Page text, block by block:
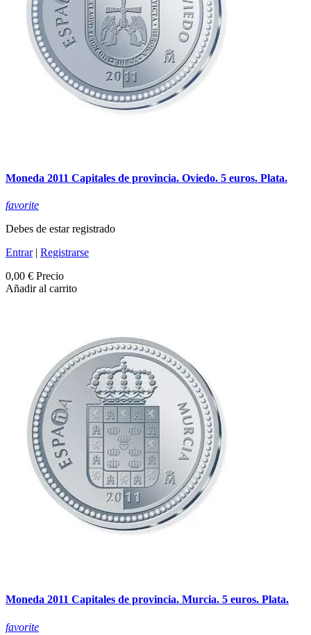
Moneda 2011 Capitales de provincia. Oviedo. 5 euros. Plata.
favorite
Debes de estar registrado
Entrar| Registrarse
0,00 € Precio
Añadir al carrito
Moneda 2011 Capitales de provincia. Murcia. 5 euros. Plata.
favorite